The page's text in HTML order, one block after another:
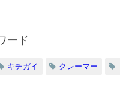
ード
キチガイ クレーマー